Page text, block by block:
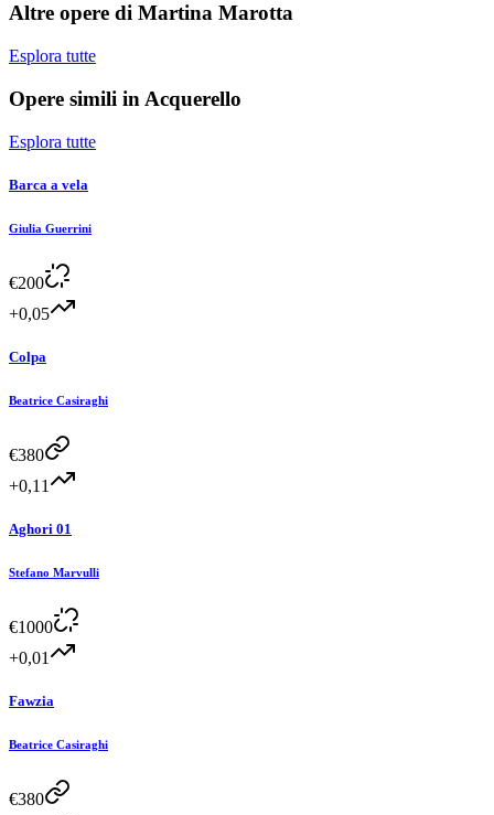
Altre opere di Martina Marotta
Esplora tutte
Opere simili in Acquerello
Esplora tutte
Barca a vela
Giulia Guerrini
€200
+0,05
Colpa
Beatrice Casiraghi
€380
+0,11
Aghori 01
Stefano Marvulli
€1000
+0,01
Fawzia
Beatrice Casiraghi
€380